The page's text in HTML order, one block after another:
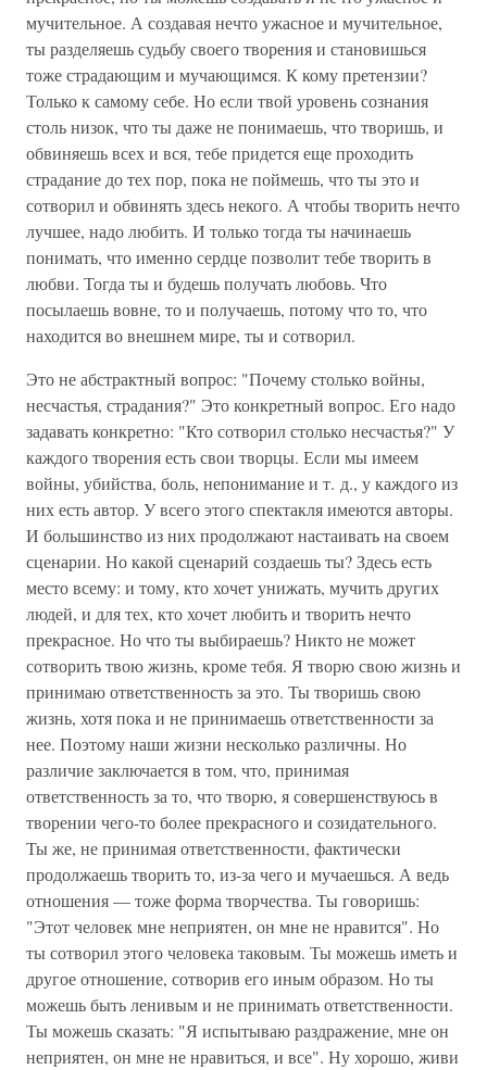
мучительное. А создавая нечто ужасное и мучительное,
ты разделяешь судьбу своего творения и становишься
тоже страдающим и мучающимся. К кому претензии?
Только к самому себе. Но если твой уровень сознания
столь низок, что ты даже не понимаешь, что творишь, и
обвиняешь всех и вся, тебе придется еще проходить
страдание до тех пор, пока не поймешь, что ты это и
сотворил и обвинять здесь некого. А чтобы творить нечто
лучшее, надо любить. И только тогда ты начинаешь
понимать, что именно сердце позволит тебе творить в
любви. Тогда ты и будешь получать любовь. Что
посылаешь вовне, то и получаешь, потому что то, что
находится во внешнем мире, ты и сотворил.
Это не абстрактный вопрос: "Почему столько войны,
несчастья, страдания?" Это конкретный вопрос. Его надо
задавать конкретно: "Кто сотворил столько несчастья?" У
каждого творения есть свои творцы. Если мы имеем
войны, убийства, боль, непонимание и т. д., у каждого из
них есть автор. У всего этого спектакля имеются авторы.
И большинство из них продолжают настаивать на своем
сценарии. Но какой сценарий создаешь ты? Здесь есть
место всему: и тому, кто хочет унижать, мучить других
людей, и для тех, кто хочет любить и творить нечто
прекрасное. Но что ты выбираешь? Никто не может
сотворить твою жизнь, кроме тебя. Я творю свою жизнь и
принимаю ответственность за это. Ты творишь свою
жизнь, хотя пока и не принимаешь ответственности за
нее. Поэтому наши жизни несколько различны. Но
различие заключается в том, что, принимая
ответственность за то, что творю, я совершенствуюсь в
творении чего-то более прекрасного и созидательного.
Ты же, не принимая ответственности, фактически
продолжаешь творить то, из-за чего и мучаешься. А ведь
отношения — тоже форма творчества. Ты говоришь:
"Этот человек мне неприятен, он мне не нравится". Но
ты сотворил этого человека таковым. Ты можешь иметь и
другое отношение, сотворив его иным образом. Но ты
можешь быть ленивым и не принимать ответственности.
Ты можешь сказать: "Я испытываю раздражение, мне он
неприятен, он мне не нравиться, и все". Ну хорошо, живи